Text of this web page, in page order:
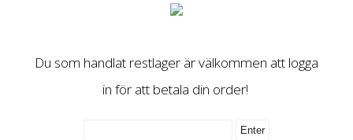
Du som handlat restlager är välkommen att logga
in för att betala din order!